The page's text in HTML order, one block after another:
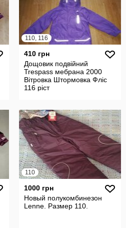
110, 116
410 грн
Дощовик подвійний
Trespass мебрана 2000
Вітровка Штормовка Фліс
116 ріст
110
1000 грн
Новый полукомбинезон
Lenne. Размер 110.